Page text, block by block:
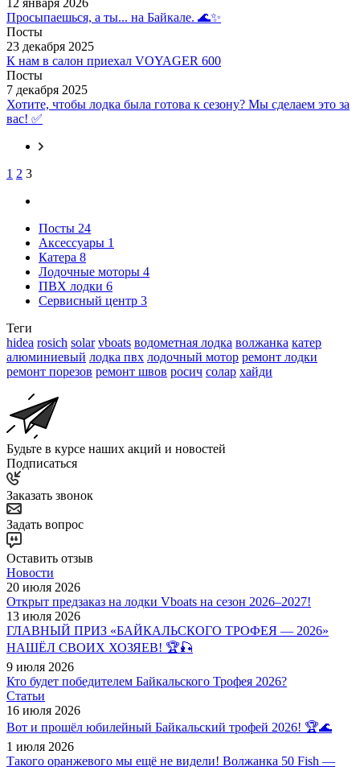
Просыпаешься, а ты... на Байкале. 🌊✨
Посты
23 декабря 2025
К нам в салон приехал VOYAGER 600
Посты
7 декабря 2025
Хотите, чтобы лодка была готова к сезону? Мы сделаем это за
вас! ✅
1 2 3
Посты 24
Аксессуары 1
Катера 8
Лодочные моторы 4
ПВХ лодки 6
Сервисный центр 3
Теги
hidea rosich solar vboats водометная лодка волжанка катер
алюминиевый лодка пвх лодочный мотор ремонт лодки
ремонт порезов ремонт швов росич солар хайди
Будьте в курсе наших акций и новостей
Подписаться
Заказать звонок
Задать вопрос
Оставить отзыв
Новости
20 июля 2026
Открыт предзаказ на лодки Vboats на сезон 2026–2027!
13 июля 2026
ГЛАВНЫЙ ПРИЗ «БАЙКАЛЬСКОГО ТРОФЕЯ — 2026»
НАШЁЛ СВОИХ ХОЗЯЕВ! 🏆🎣
9 июля 2026
Кто будет победителем Байкальского Трофея 2026?
Статьи
16 июля 2026
Вот и прошёл юбилейный Байкальский трофей 2026! 🏆🌊
1 июля 2026
Такого оранжевого мы ещё не видели! Волжанка 50 Fish —